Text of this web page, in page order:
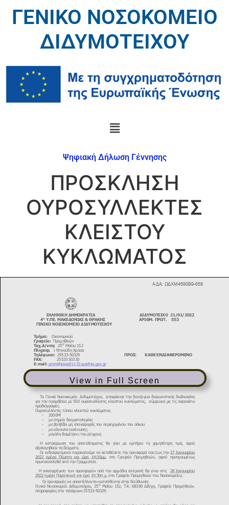
ΓΕΝΙΚΟ ΝΟΣΟΚΟΜΕΙΟ
ΔΙΔΥΜΟΤΕΙΧΟΥ
Ψηφιακή Δήλωση Γέννησης
ΠΡΟΣΚΛΗΣΗ
ΟΥΡΟΣΥΛΛΕΚΤΕΣ
ΚΛΕΙΣΤΟΥ
ΚΥΚΛΩΜΑΤΟΣ
View in Full Screen